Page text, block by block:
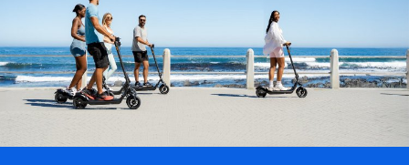
Business
Travel
World